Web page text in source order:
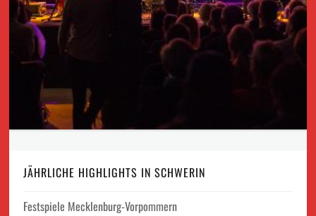
JÄHRLICHE HIGHLIGHTS IN SCHWERIN
Festspiele Mecklenburg-Vorpommern